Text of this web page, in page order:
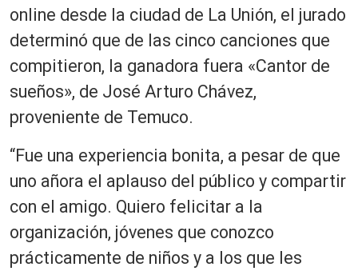
online desde la ciudad de La Unión, el jurado
determinó que de las cinco canciones que
compitieron, la ganadora fuera «Cantor de
sueños», de José Arturo Chávez,
proveniente de Temuco.
“Fue una experiencia bonita, a pesar de que
uno añora el aplauso del público y compartir
con el amigo. Quiero felicitar a la
organización, jóvenes que conozco
prácticamente de niños y a los que les